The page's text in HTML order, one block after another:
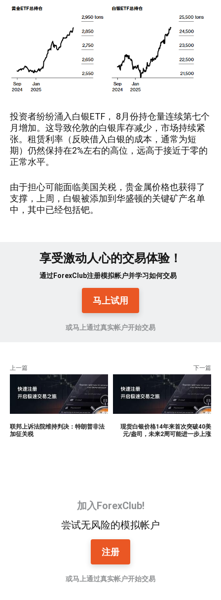
投资者纷纷涌入白银ETF， 8月份持仓量连续第七个
月增加。这导致伦敦的白银库存减少，市场持续紧
张。租赁利率（反映借入白银的成本，通常为短
期）仍然保持在2%左右的高位，远高于接近于零的
正常水平。
由于担心可能面临美国关税，贵金属价格也获得了
支撑，上周，白银被添加到华盛顿的关键矿产名单
中，其中已经包括钯。
享受激动人心的交易体验！
通过ForexClub注册模拟帐户并学习如何交易
马上试用
或马上通过真实帐户开始交易
上一篇
联邦上诉法院维持判决：特朗普非法
加征关税
下一篇
现货白银价格14年来首次突破40美
元/盎司，未来2周可能进一步上涨
加入ForexClub!
尝试无风险的模拟帐户
注册
或马上通过真实帐户开始交易